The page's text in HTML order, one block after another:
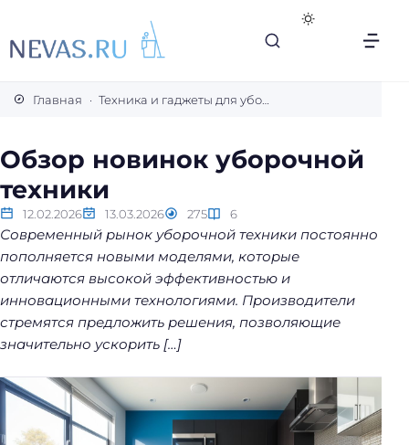
е
к
р
е
т
ы
л
е
г
о
Главная Техника и гаджеты для уборки
Обзор новинок уборочной
техники
12.02.2026 13.03.2026 275 6
Современный рынок уборочной техники постоянно
пополняется новыми моделями, которые
отличаются высокой эффективностью и
инновационными технологиями. Производители
стремятся предложить решения, позволяющие
значительно ускорить […]